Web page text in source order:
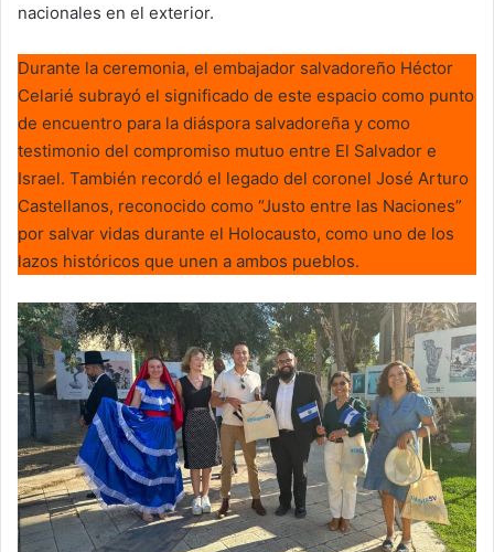
nacionales en el exterior.
Durante la ceremonia, el embajador salvadoreño Héctor
Celarié subrayó el significado de este espacio como punto
de encuentro para la diáspora salvadoreña y como
testimonio del compromiso mutuo entre El Salvador e
Israel. También recordó el legado del coronel José Arturo
Castellanos, reconocido como “Justo entre las Naciones”
por salvar vidas durante el Holocausto, como uno de los
lazos históricos que unen a ambos pueblos.